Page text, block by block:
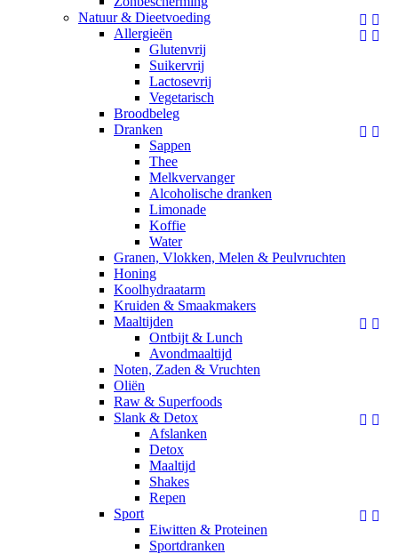
 
Natuur & Dieetvoeding
 
Allergieën
Glutenvrij
Suikervrij
Lactosevrij
Vegetarisch
Broodbeleg
 
Dranken
Sappen
Thee
Melkvervanger
Alcoholische dranken
Limonade
Koffie
Water
Granen, Vlokken, Melen & Peulvruchten
Honing
Koolhydraatarm
Kruiden & Smaakmakers
 
Maaltijden
Ontbijt & Lunch
Avondmaaltijd
Noten, Zaden & Vruchten
Oliën
Raw & Superfoods
 
Slank & Detox
Afslanken
Detox
Maaltijd
Shakes
Repen
 
Sport
Eiwitten & Proteinen
Sportdranken